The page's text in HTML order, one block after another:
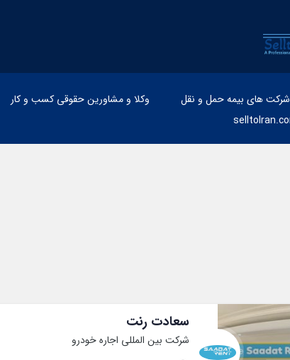
شرکت های بیمه حمل و نقل وکلا و مشاورین حقوقی کسب و کار
سعادت رنت
شرکت بین المللی اجاره خودرو